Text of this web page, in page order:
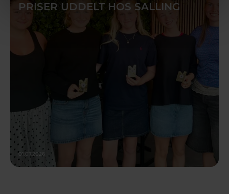
PRISER UDDELT HOS SALLING
01.07.2026